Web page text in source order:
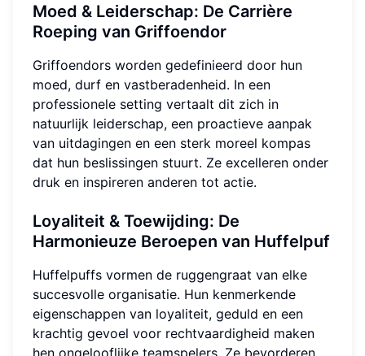
Moed & Leiderschap: De Carrière
Roeping van Griffoendor
Griffoendors worden gedefinieerd door hun
moed, durf en vastberadenheid. In een
professionele setting vertaalt dit zich in
natuurlijk leiderschap, een proactieve aanpak
van uitdagingen en een sterk moreel kompas
dat hun beslissingen stuurt. Ze excelleren onder
druk en inspireren anderen tot actie.
Loyaliteit & Toewijding: De
Harmonieuze Beroepen van Huffelpuf
Huffelpuffs vormen de ruggengraat van elke
succesvolle organisatie. Hun kenmerkende
eigenschappen van loyaliteit, geduld en een
krachtig gevoel voor rechtvaardigheid maken
hen ongelooflijke teamspelers. Ze bevorderen